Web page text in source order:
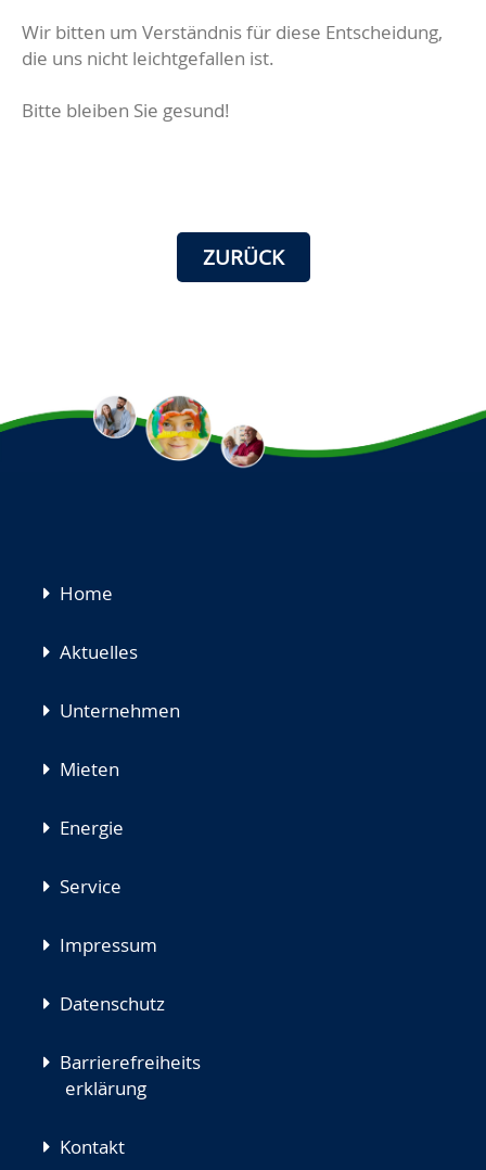
Wir bitten um Verständnis für diese Entscheidung,
die uns nicht leichtgefallen ist.
Bitte bleiben Sie gesund!
ZURÜCK
Navigation
Home
Aktuelles
Unternehmen
Mieten
Energie
Service
Impressum
Datenschutz
Barrierefreiheits
erklärung
Kontakt